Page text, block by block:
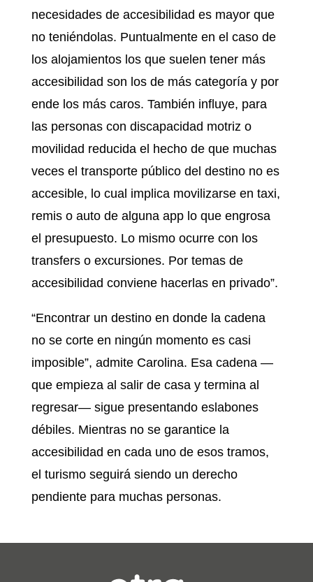
necesidades de accesibilidad es mayor que
no teniéndolas. Puntualmente en el caso de
los alojamientos los que suelen tener más
accesibilidad son los de más categoría y por
ende los más caros. También influye, para
las personas con discapacidad motriz o
movilidad reducida el hecho de que muchas
veces el transporte público del destino no es
accesible, lo cual implica movilizarse en taxi,
remis o auto de alguna app lo que engrosa
el presupuesto. Lo mismo ocurre con los
transfers o excursiones. Por temas de
accesibilidad conviene hacerlas en privado”.
“Encontrar un destino en donde la cadena
no se corte en ningún momento es casi
imposible”, admite Carolina. Esa cadena —
que empieza al salir de casa y termina al
regresar— sigue presentando eslabones
débiles. Mientras no se garantice la
accesibilidad en cada uno de esos tramos,
el turismo seguirá siendo un derecho
pendiente para muchas personas.